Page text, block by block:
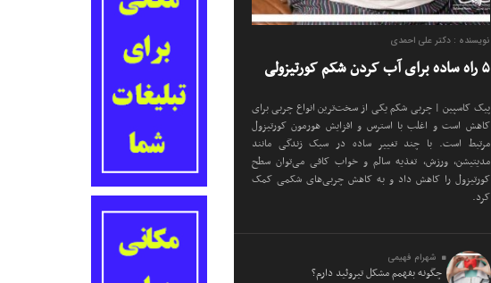
نویسنده : دکتر علی احمدی
۵ راه ساده برای آب کردن شکم کورتیزولی
پیک کاسپین | چربی شکم یکی از سخت‌ترین انواع چربی برای
کاهش است و اغلب با استرس و افزایش هورمون کورتیزول
مرتبط است. با چند تغییر ساده در سبک زندگی مانند
مدیتیشن، ورزش، تغذیه سالم و خواب کافی می‌توان سطح
کورتیزول را کاهش داد و به کاهش چربی‌های شکمی کمک
کرد.
شهرام فهیمی
چگونه بفهمم مشکل تیروئید دارم؟